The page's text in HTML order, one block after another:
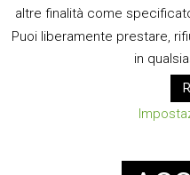
E
Designed usingMagazine
altre finalità come
Puoi liberamente prestare,
in